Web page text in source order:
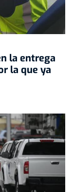
la entrega
la que ya